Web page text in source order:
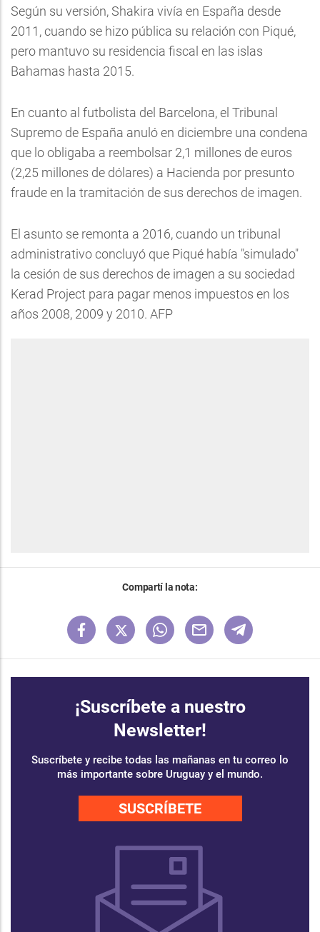
Según su versión, Shakira vivía en España desde
2011, cuando se hizo pública su relación con Piqué,
pero mantuvo su residencia fiscal en las islas
Bahamas hasta 2015.
En cuanto al futbolista del Barcelona, el Tribunal
Supremo de España anuló en diciembre una condena
que lo obligaba a reembolsar 2,1 millones de euros
(2,25 millones de dólares) a Hacienda por presunto
fraude en la tramitación de sus derechos de imagen.
El asunto se remonta a 2016, cuando un tribunal
administrativo concluyó que Piqué había "simulado"
la cesión de sus derechos de imagen a su sociedad
Kerad Project para pagar menos impuestos en los
años 2008, 2009 y 2010. AFP
Compartí la nota:
¡Suscríbete a nuestro
Newsletter!
Suscríbete y recibe todas las mañanas en tu correo lo
más importante sobre Uruguay y el mundo.
SUSCRÍBETE